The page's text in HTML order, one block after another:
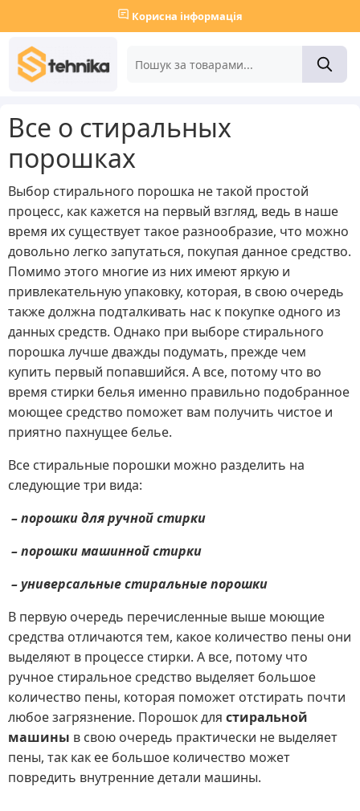
Корисна інформація
Все о стиральных
порошках
Выбор стирального порошка не такой простой
процесс, как кажется на первый взгляд, ведь в наше
время их существует такое разнообразие, что можно
довольно легко запутаться, покупая данное средство.
Помимо этого многие из них имеют яркую и
привлекательную упаковку, которая, в свою очередь
также должна подталкивать нас к покупке одного из
данных средств. Однако при выборе стирального
порошка лучше дважды подумать, прежде чем
купить первый попавшийся. А все, потому что во
время стирки белья именно правильно подобранное
моющее средство поможет вам получить чистое и
приятно пахнущее белье.
Все стиральные порошки можно разделить на
следующие три вида:
– порошки для ручной стирки
– порошки машинной стирки
– универсальные стиральные порошки
В первую очередь перечисленные выше моющие
средства отличаются тем, какое количество пены они
выделяют в процессе стирки. А все, потому что
ручное стиральное средство выделяет большое
количество пены, которая поможет отстирать почти
любое загрязнение. Порошок для стиральной
машины в свою очередь практически не выделяет
пены, так как ее большое количество может
повредить внутренние детали машины.